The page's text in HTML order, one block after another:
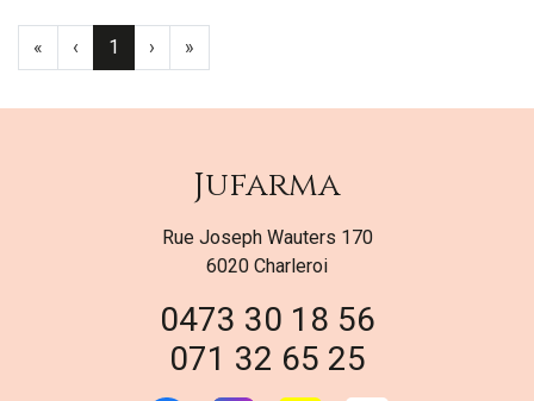
« ‹ 1 › »
Jufarma
Rue Joseph Wauters 170
6020 Charleroi
0473 30 18 56
071 32 65 25